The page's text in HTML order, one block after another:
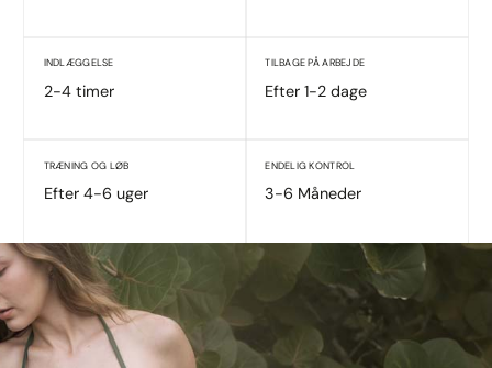
INDLÆGGELSE
2-4 timer
TILBAGE PÅ ARBEJDE
Efter 1-2 dage
TRÆNING OG LØB
Efter 4-6 uger
ENDELIG KONTROL
3-6 Måneder